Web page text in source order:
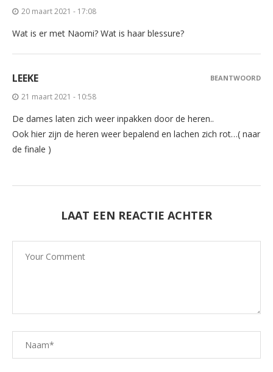
20 maart 2021 - 17:08
Wat is er met Naomi? Wat is haar blessure?
LEEKE
21 maart 2021 - 10:58
De dames laten zich weer inpakken door de heren..
Ook hier zijn de heren weer bepalend en lachen zich rot…( naar
de finale )
BEANTWOORD
LAAT EEN REACTIE ACHTER